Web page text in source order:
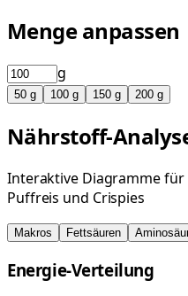
Menge anpassen
g
50 g 100 g 150 g 200 g
Nährstoff-
Interaktive Diagramme für
Puffreis und Crispies
Makros Fettsäuren
Energie-Verteilung